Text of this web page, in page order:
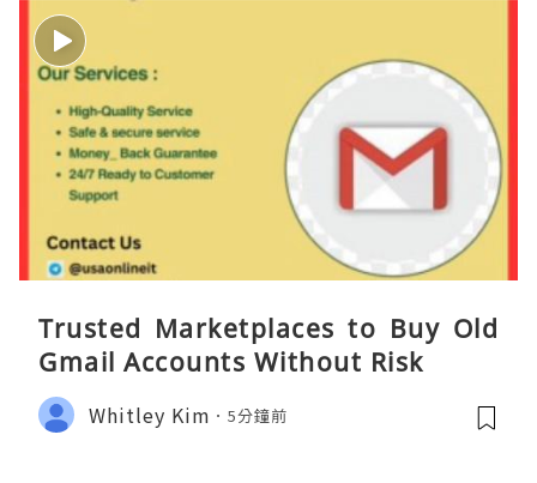
Trusted Marketplaces to Buy Old
Gmail Accounts Without Risk
Whitley Kim 5分鐘前